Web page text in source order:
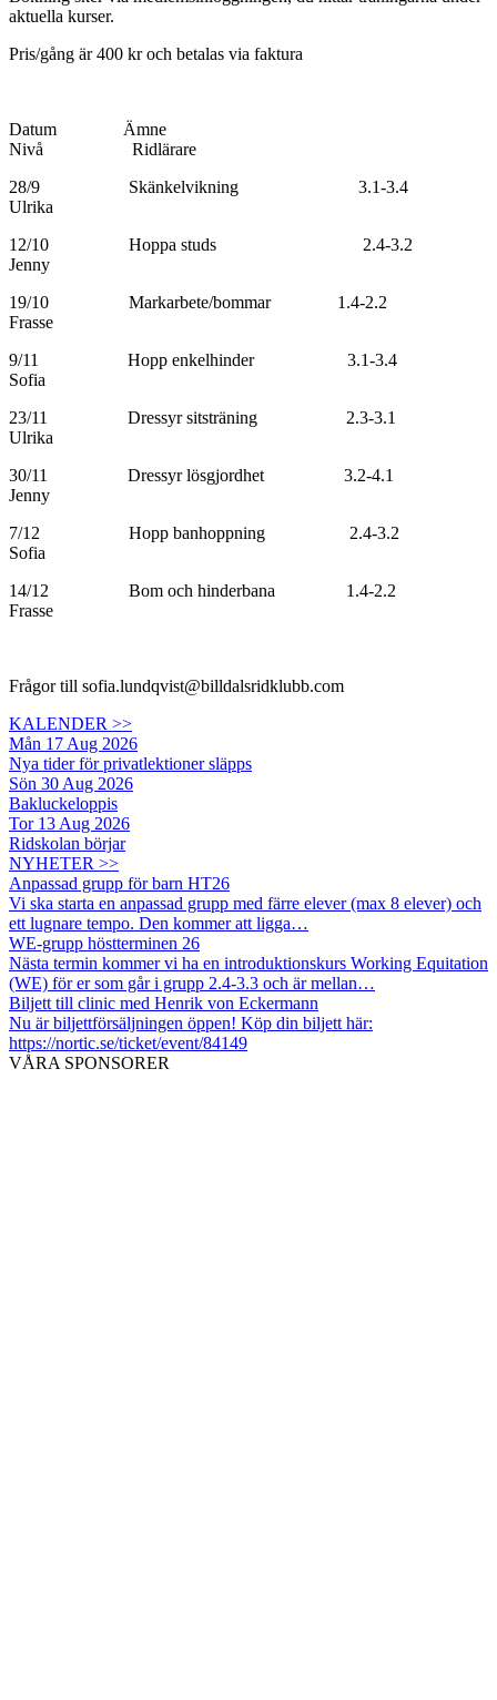
aktuella kurser.
Pris/gång är 400 kr och betalas via faktura
Datum Ämne
Nivå Ridlärare
28/9 Skänkelvikning 3.1-3.4
Ulrika
12/10 Hoppa studs 2.4-3.2
Jenny
19/10 Markarbete/bommar 1.4-2.2
Frasse
9/11 Hopp enkelhinder 3.1-3.4
Sofia
23/11 Dressyr sitsträning 2.3-3.1
Ulrika
30/11 Dressyr lösgjordhet 3.2-4.1
Jenny
7/12 Hopp banhoppning 2.4-3.2
Sofia
14/12 Bom och hinderbana 1.4-2.2
Frasse
Frågor till sofia.lundqvist@billdalsridklubb.com
KALENDER >>
Mån 17 Aug 2026
Nya tider för privatlektioner släpps
Sön 30 Aug 2026
Bakluckeloppis
Tor 13 Aug 2026
Ridskolan börjar
NYHETER >>
Anpassad grupp för barn HT26
Vi ska starta en anpassad grupp med färre elever (max 8 elever) och
ett lugnare tempo. Den kommer att ligga…
WE-grupp höstterminen 26
Nästa termin kommer vi ha en introduktionskurs Working Equitation
(WE) för er som går i grupp 2.4-3.3 och är mellan…
Biljett till clinic med Henrik von Eckermann
Nu är biljettförsäljningen öppen! Köp din biljett här:
https://nortic.se/ticket/event/84149
VÅRA SPONSORER